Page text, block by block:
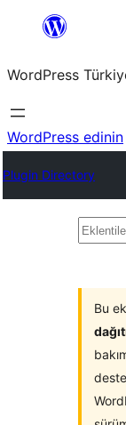
İçeriğe
WordPress
WordPress edinin
Plugin Directory
Bu